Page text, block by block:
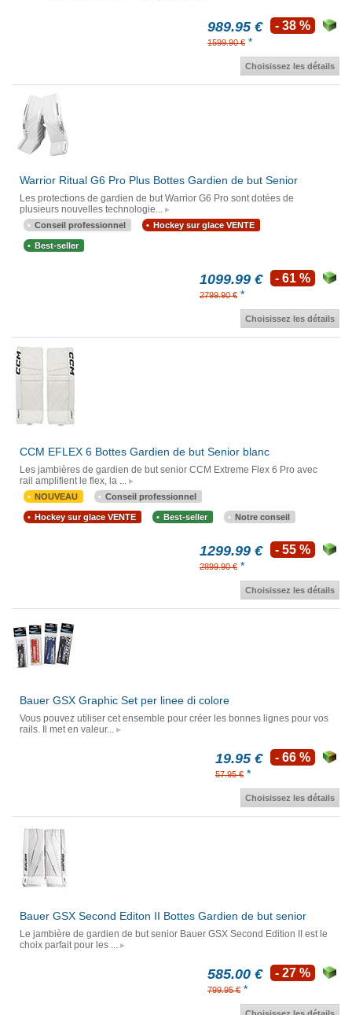
989.95 €
1599.90 € *
- 38 %
Choisissez les détails
Warrior Ritual G6 Pro Plus Bottes Gardien de but Senior
Les protections de gardien de but Warrior G6 Pro sont dotées de
plusieurs nouvelles technologie...
Conseil professionnel Hockey sur glace VENTE
Best-seller
1099.99 €
2799.90 € *
- 61 %
Choisissez les détails
CCM EFLEX 6 Bottes Gardien de but Senior blanc
Les jambières de gardien de but senior CCM Extreme Flex 6 Pro avec
rail amplifient le flex, la ...
NOUVEAU Conseil professionnel
Hockey sur glace VENTE Best-seller Notre conseil
1299.99 €
2899.90 € *
- 55 %
Choisissez les détails
Bauer GSX Graphic Set per linee di colore
Vous pouvez utiliser cet ensemble pour créer les bonnes lignes pour vos
rails. Il met en valeur...
19.95 €
57.95 € *
- 66 %
Choisissez les détails
Bauer GSX Second Editon II Bottes Gardien de but senior
Le jambière de gardien de but senior Bauer GSX Second Edition II est le
choix parfait pour les ...
585.00 €
799.95 € *
- 27 %